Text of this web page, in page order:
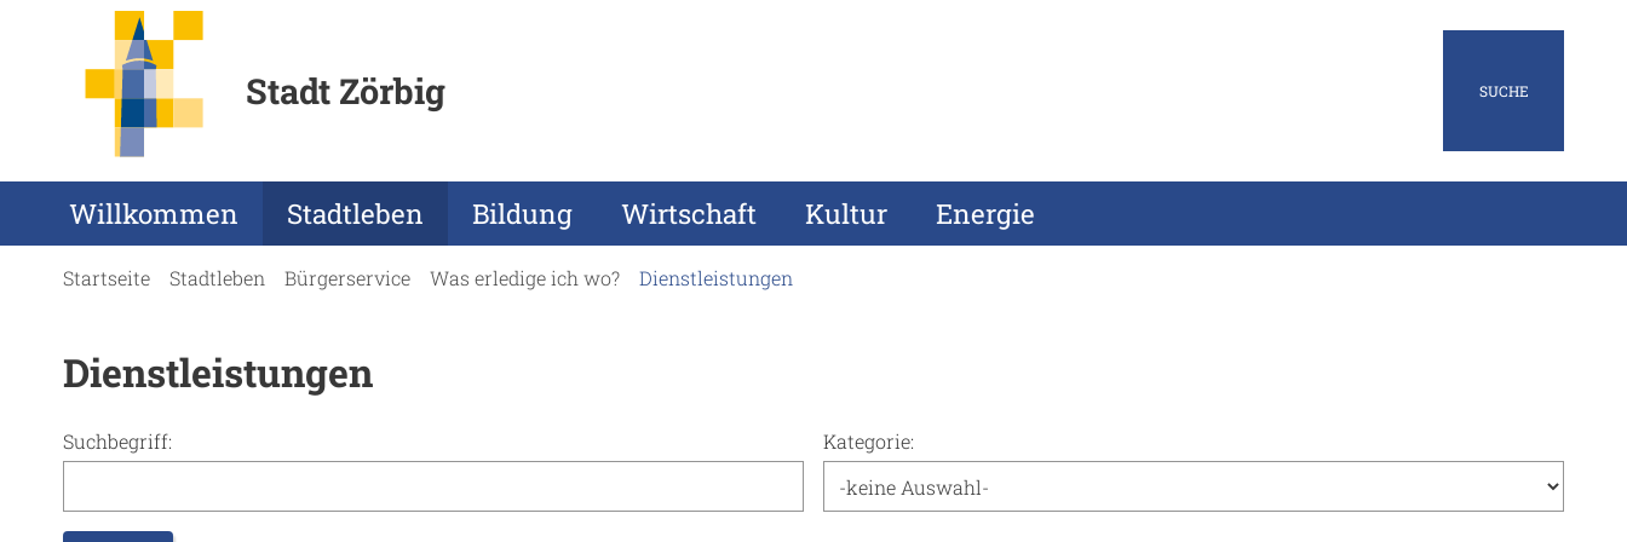
Stadt Zörbig SUCHE
Willkommen Stadtleben Bildung Wirtschaft Kultur Energie
Startseite Stadtleben Bürgerservice Was erledige ich wo? Dienstleistungen
Dienstleistungen
Suchbegriff: Kategorie: